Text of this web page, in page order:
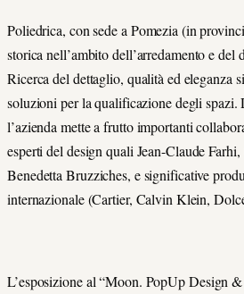
Poliedrica, con sede a Pomezia (in
storica nell’ambito dell’arredamento e del
Ricerca del dettaglio, qualità ed eleganza
soluzioni per la qualificazione degli spazi.
l’azienda mette a frutto importanti
esperti del design quali Jean-Claude
Benedetta Bruzziches, e significative
internazionale (Cartier, Calvin Klein,
L’esposizione al “Moon. PopUp Design